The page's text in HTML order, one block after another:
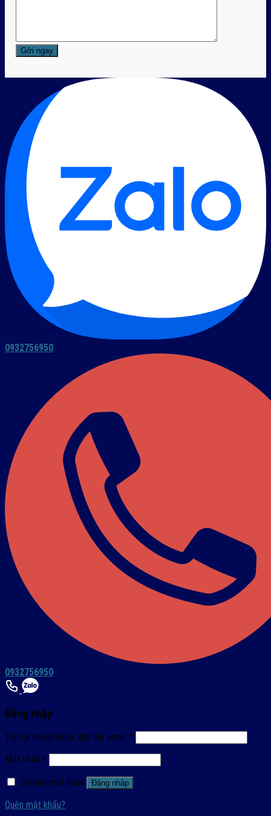
0932756950
0932756950
Đăng nhập
Tên tài khoản hoặc địa chỉ email *
Mật khẩu *
Ghi nhớ mật khẩu
Đăng nhập
Quên mật khẩu?